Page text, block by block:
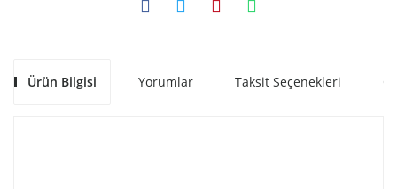
Ürün Bilgisi Yorumlar Taksit Seçenekleri